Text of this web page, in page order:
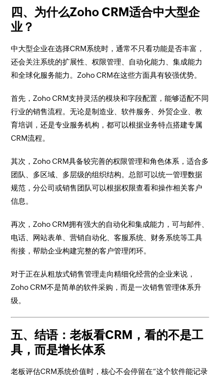
四、为什么Zoho CRM适合中大型企
业？
中大型企业在选择CRM系统时，通常不只看功能是否丰富，
还会关注系统的扩展性、权限管理、自动化能力、集成能力
和全球化服务能力。Zoho CRM在这些方面具有较强优势。
首先，Zoho CRM支持灵活的模块和字段配置，能够适配不同
行业的销售流程。无论是制造业、软件服务、外贸企业、教
育培训，还是专业服务机构，都可以根据业务特点搭建专属
CRM流程。
其次，Zoho CRM具备较完善的权限管理和角色体系，适合多
团队、多区域、多层级的组织结构。总部可以统一管理数据
规范，分公司或销售团队可以根据权限查看和操作相关客户
信息。
再次，Zoho CRM拥有强大的自动化和集成能力，可与邮件、
电话、网站表单、营销自动化、客服系统、财务系统等工具
衔接，帮助企业构建完整的客户管理闭环。
对于正在从粗放式销售管理走向精细化经营的企业来说，
Zoho CRM不是简单的软件采购，而是一次销售管理体系升
级。
五、结语：老板看CRM，看的不是工
具，而是增长体系
老板评估CRM系统价值时，核心不会停留在“这个软件能记录